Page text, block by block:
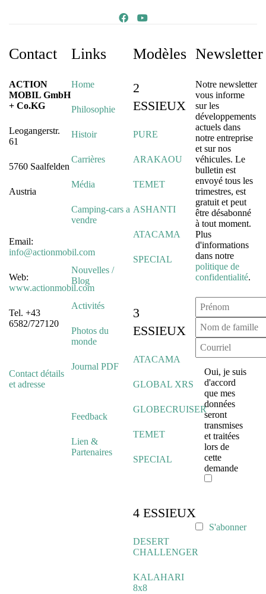
Contact
ACTION
MOBIL GmbH
+ Co.KG
Leogangerstr.
61
5760 Saalfelden
Austria
Email:
info@actionmobil.com
Web:
www.actionmobil.com
Tel. +43
6582/727120
Contact détails
et adresse
Links
Home
Philosophie
Histoir
Carrières
Média
Camping-cars a
vendre
Nouvelles /
Blog
Activités
Photos du
monde
Journal PDF
Feedback
Lien &
Partenaires
Modèles
2
ESSIEUX
PURE
ARAKAOU
TEMET
ASHANTI
ATACAMA
SPECIAL
3
ESSIEUX
ATACAMA
GLOBAL XRS
GLOBECRUISER
TEMET
SPECIAL
4 ESSIEUX
DESERT
CHALLENGER
KALAHARI
8x8
Newsletter
Notre newsletter
vous informe
sur les
développements
actuels dans
notre entreprise
et sur nos
véhicules. Le
bulletin est
envoyé tous les
trimestres, est
gratuit et peut
être désabonné
à tout moment.
Plus
d'informations
dans notre
politique de
confidentialité.
Oui, je suis
d'accord
que mes
données
seront
transmises
et traitées
lors de
cette
demande
S'abonner